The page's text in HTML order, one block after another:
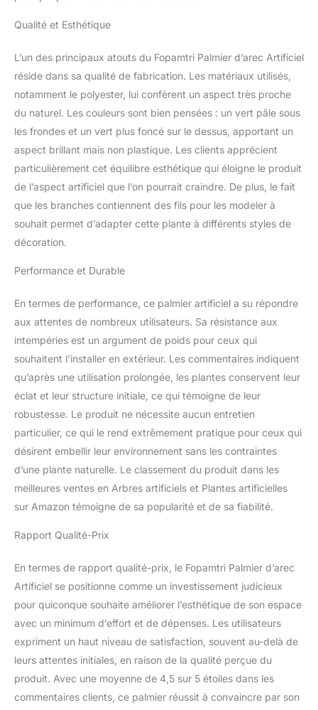
Qualité et Esthétique
L’un des principaux atouts du Fopamtri Palmier d’arec Artificiel
réside dans sa qualité de fabrication. Les matériaux utilisés,
notamment le polyester, lui confèrent un aspect très proche
du naturel. Les couleurs sont bien pensées : un vert pâle sous
les frondes et un vert plus foncé sur le dessus, apportant un
aspect brillant mais non plastique. Les clients apprécient
particulièrement cet équilibre esthétique qui éloigne le produit
de l’aspect artificiel que l’on pourrait craindre. De plus, le fait
que les branches contiennent des fils pour les modeler à
souhait permet d’adapter cette plante à différents styles de
décoration.
Performance et Durable
En termes de performance, ce palmier artificiel a su répondre
aux attentes de nombreux utilisateurs. Sa résistance aux
intempéries est un argument de poids pour ceux qui
souhaitent l’installer en extérieur. Les commentaires indiquent
qu’après une utilisation prolongée, les plantes conservent leur
éclat et leur structure initiale, ce qui témoigne de leur
robustesse. Le produit ne nécessite aucun entretien
particulier, ce qui le rend extrêmement pratique pour ceux qui
désirent embellir leur environnement sans les contraintes
d’une plante naturelle. Le classement du produit dans les
meilleures ventes en Arbres artificiels et Plantes artificielles
sur Amazon témoigne de sa popularité et de sa fiabilité.
Rapport Qualité-Prix
En termes de rapport qualité-prix, le Fopamtri Palmier d’arec
Artificiel se positionne comme un investissement judicieux
pour quiconque souhaite améliorer l’esthétique de son espace
avec un minimum d’effort et de dépenses. Les utilisateurs
expriment un haut niveau de satisfaction, souvent au-delà de
leurs attentes initiales, en raison de la qualité perçue du
produit. Avec une moyenne de 4,5 sur 5 étoiles dans les
commentaires clients, ce palmier réussit à convaincre par son